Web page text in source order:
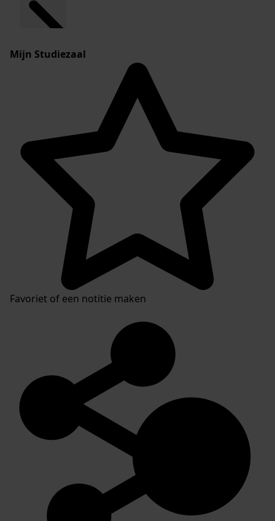
Mijn Studiezaal
Favoriet of een notitie maken